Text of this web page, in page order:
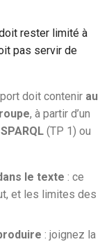
rester limité à
pas servir de
doit contenir au
, à partir d’un
SPARQL (TP 1) ou
le texte : ce
et les limites des
: joignez la